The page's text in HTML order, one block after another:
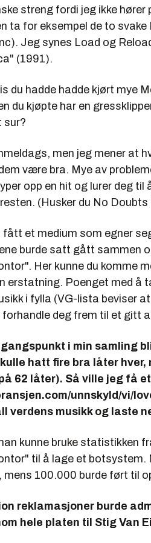
streng fordi jeg ikke
ta for eksempel de to
Jeg synes Load og
(1991).
du hadde hadde kjørt mye
du kjøpte har en
sur?
men jeg mener at
være bra. Mye av
opp en hit og lurer deg til
(Husker du No
fått et medium som egner
burde satt gått sammen
Her kunne du komme
erstatning. Poenget med å
i fylla (VG-lista beviser
forhandle deg frem til et gitt
i min samling
hatt fire bra låter hver,
62 låter). Så ville jeg få
unnskyld/vi/
verdens musikk og laste
kunne bruke statistikken
til å lage et botsystem.
100.000 burde ført til
reklamasjoner burde
hele platen til Stig Van